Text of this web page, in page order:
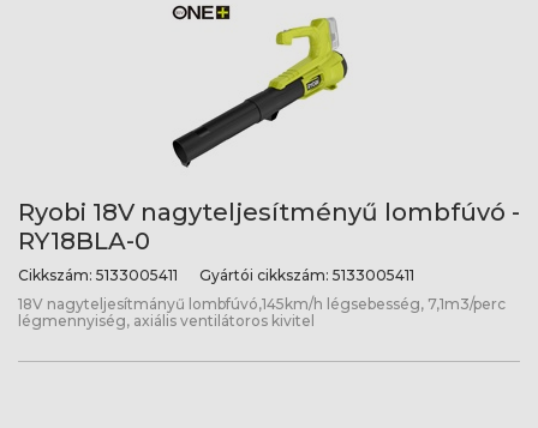
Ryobi 18V nagyteljesítményű lombfúvó -
RY18BLA-0
Cikkszám: 5133005411 Gyártói cikkszám: 5133005411
18V nagyteljesítmányű lombfúvó,145km/h légsebesség, 7,1m3/perc
légmennyiség, axiális ventilátoros kivitel